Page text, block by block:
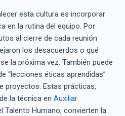
esta cultura es incorporar
en la rutina del equipo. Por
al cierre de cada reunión
los desacuerdos o qué
la próxima vez. También puede
“lecciones éticas aprendidas”
proyectos. Estas prácticas,
la técnica en Auxiliar
Talento Humano, convierten la